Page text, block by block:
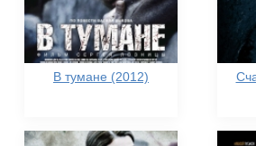
В тумане (2012)